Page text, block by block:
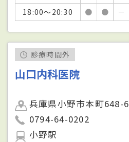
18:00～20:30
● ● －
診療時間外
山口内科医院
兵庫県小野市本町648-6
0794-64-0202
小野駅